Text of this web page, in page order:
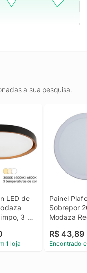
a sua pesquisa.
LED de
3
1 loja
Painel
Sobrepor
Modaza
R$ 43,89
Encontrado